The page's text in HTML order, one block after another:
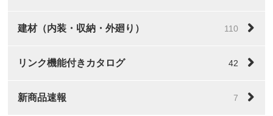
建材（内装・収納・外廻り） 110
リンク機能付きカタログ 42
新商品速報 7